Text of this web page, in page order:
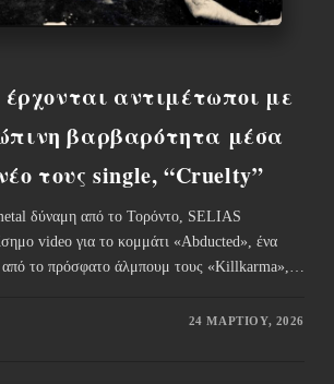
αντιμέτωποι με
βαρβαρότητα μέσα
τους single, “Cruelty”
δύναμη από το Τορόντο, SELIAS
video για το κομμάτι «Abducted», ένα
από το πρόσφατο άλμπουμ τους «Killkarma»,…
24 ΜΑΡΤΊΟΥ, 2026